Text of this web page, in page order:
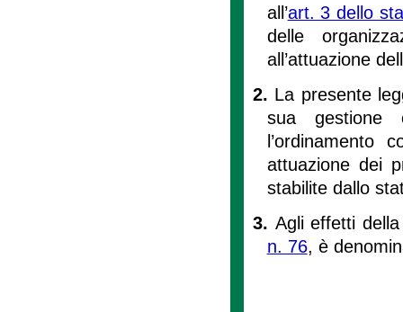
all’art. 3 dello
delle
all’attuazione
2. La presente
sua gestione
attuazione dei
stabilite dallo
3. Agli effetti
n. 76, è